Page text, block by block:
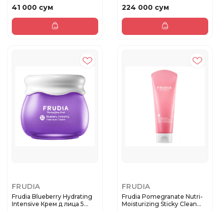
41 000 сум 224 000 сум
FRUDIA
Frudia Blueberry Hydrating
Intensive Крем д лица 5...
FRUDIA
Frudia Pomegranate Nutri-
Moisturizing Sticky Clean...